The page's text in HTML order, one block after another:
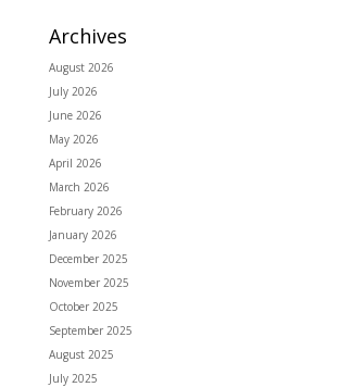
Archives
August 2026
July 2026
June 2026
May 2026
April 2026
March 2026
February 2026
January 2026
December 2025
November 2025
October 2025
September 2025
August 2025
July 2025